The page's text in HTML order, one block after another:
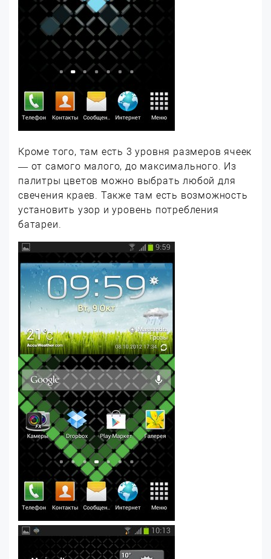
Кроме того, там есть 3 уровня размеров ячеек
— от самого малого, до максимального. Из
палитры цветов можно выбрать любой для
свечения краев. Также там есть возможность
установить узор и уровень потребления
батареи.